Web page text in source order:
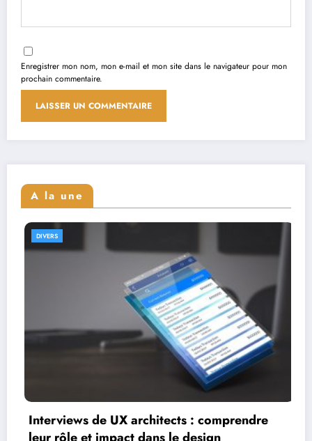
Enregistrer mon nom, mon e-mail et mon site dans le navigateur pour mon
prochain commentaire.
A la une
Interviews de full stack designers :
leur parcours et expertise